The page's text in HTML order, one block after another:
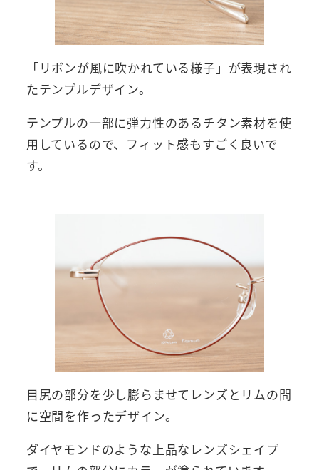
「リボンが風に吹かれている様子」が表現され
たテンプルデザイン。
テンプルの一部に弾力性のあるチタン素材を使
用しているので、フィット感もすごく良いで
す。
目尻の部分を少し膨らませてレンズとリムの間
に空間を作ったデザイン。
ダイヤモンドのような上品なレンズシェイプ